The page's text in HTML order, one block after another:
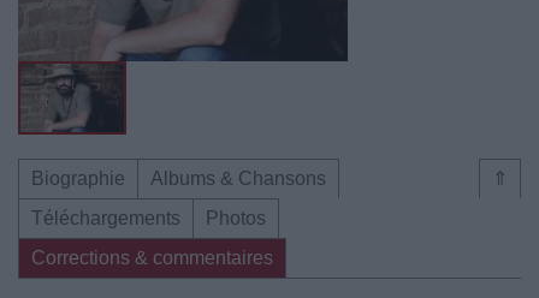
⇑
Biographie
Albums & Chansons
Téléchargements
Photos
Corrections & commentaires